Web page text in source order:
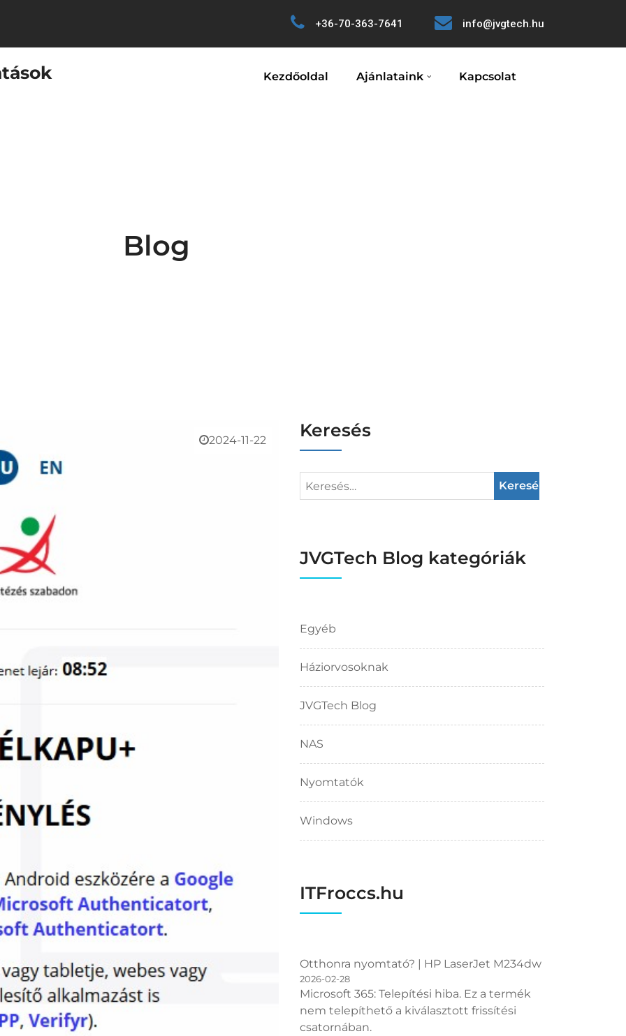
+36-70-363-7641 info@jvgtech.hu
Kezdőoldal Ajánlataink Kapcsolat
Blog
2024-11-22 Keresés
JVGTech Blog kategóriák
Egyéb
Háziorvosoknak
JVGTech Blog
NAS
Nyomtatók
Windows
ITFroccs.hu
Otthonra nyomtató? | HP LaserJet M234dw
2026-02-28
Microsoft 365: Telepítési hiba. Ez a termék
nem telepíthető a kiválasztott frissítési
csatornában.